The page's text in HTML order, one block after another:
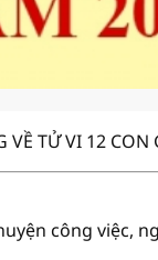
VỀ TỬ VI 12
công việc,